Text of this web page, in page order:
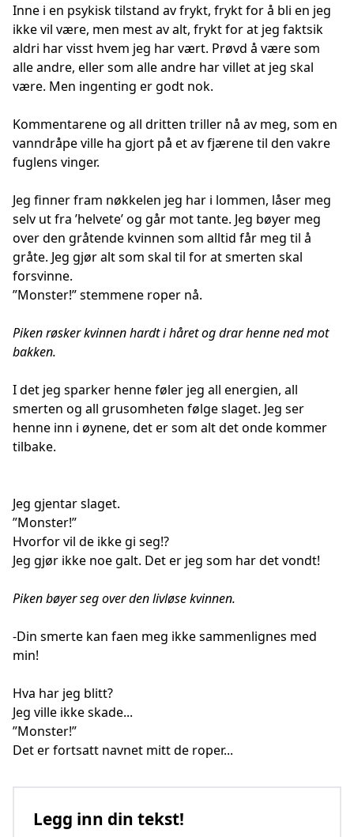
Inne i en psykisk tilstand av frykt, frykt for å bli en jeg
ikke vil være, men mest av alt, frykt for at jeg faktsik
aldri har visst hvem jeg har vært. Prøvd å være som
alle andre, eller som alle andre har villet at jeg skal
være. Men ingenting er godt nok.
Kommentarene og all dritten triller nå av meg, som en
vanndråpe ville ha gjort på et av fjærene til den vakre
fuglens vinger.
Jeg finner fram nøkkelen jeg har i lommen, låser meg
selv ut fra ’helvete’ og går mot tante. Jeg bøyer meg
over den gråtende kvinnen som alltid får meg til å
gråte. Jeg gjør alt som skal til for at smerten skal
forsvinne.
”Monster!” stemmene roper nå.
Piken røsker kvinnen hardt i håret og drar henne ned mot
bakken.
I det jeg sparker henne føler jeg all energien, all
smerten og all grusomheten følge slaget. Jeg ser
henne inn i øynene, det er som alt det onde kommer
tilbake.
Jeg gjentar slaget.
”Monster!”
Hvorfor vil de ikke gi seg!?
Jeg gjør ikke noe galt. Det er jeg som har det vondt!
Piken bøyer seg over den livløse kvinnen.
-Din smerte kan faen meg ikke sammenlignes med
min!
Hva har jeg blitt?
Jeg ville ikke skade...
”Monster!”
Det er fortsatt navnet mitt de roper...
Legg inn din tekst!